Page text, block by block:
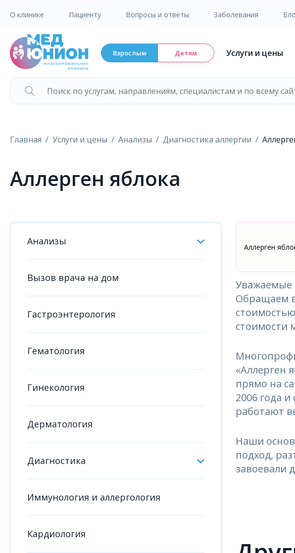
О клинике Пациенту Вопросы и ответы Заболевания
Взрослым Детям Услуги и цены
Главная Услуги и цены Анализы Диагностика аллергии
Аллерген яблока
Анализы
Вызов врача на дом
Гастроэнтерология
Гематология
Гинекология
Дерматология
Диагностика
Иммунология и аллергология
Кардиология
Аллерген
Уважаемые
Обращаем
стоимости
«Аллерген
прямо на
2006 года
работают
Наши
подход,
завоевали